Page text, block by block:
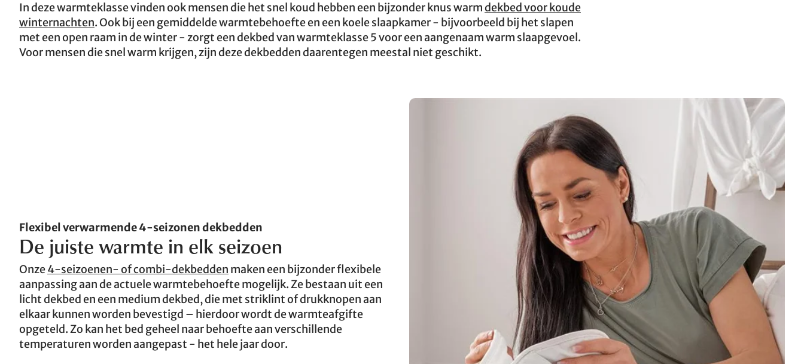
In deze warmteklasse vinden ook mensen die het snel koud hebben een bijzonder knus warmdekbed voor koude
winternachten. Ook bij een gemiddelde warmtebehoefte en een koele slaapkamer - bijvoorbeeld bij het slapen
met een open raam in de winter - zorgt een dekbed van warmteklasse 5 voor een aangenaam warm slaapgevoel.
Voor mensen die snel warm krijgen, zijn deze dekbedden daarentegen meestal niet geschikt.
Flexibel verwarmende 4-seizonen dekbedden
De juiste warmte in elk seizoen
Onze4-seizoenen- of combi-dekbedden maken een bijzonder flexibele
aanpassing aan de actuele warmtebehoefte mogelijk. Ze bestaan uit een
licht dekbed en een medium dekbed, die met striklint of drukknopen aan
elkaar kunnen worden bevestigd – hierdoor wordt de warmteafgifte
opgeteld. Zo kan het bed geheel naar behoefte aan verschillende
temperaturen worden aangepast - het hele jaar door.